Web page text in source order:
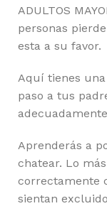
ADULTOS
personas
esta a su favor.
Aquí tienes
paso a tus
Aprenderás a
chatear. Lo
correctamente
sientan